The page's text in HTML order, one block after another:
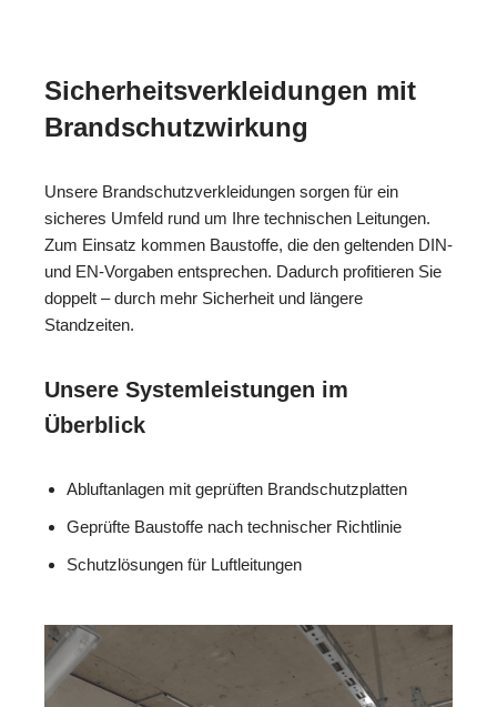
Sicherheitsverkleidungen mit
Brandschutzwirkung
Unsere Brandschutzverkleidungen sorgen für ein
sicheres Umfeld rund um Ihre technischen Leitungen.
Zum Einsatz kommen Baustoffe, die den geltenden DIN-
und EN-Vorgaben entsprechen. Dadurch profitieren Sie
doppelt – durch mehr Sicherheit und längere
Standzeiten.
Unsere Systemleistungen im
Überblick
Abluftanlagen mit geprüften Brandschutzplatten
Geprüfte Baustoffe nach technischer Richtlinie
Schutzlösungen für Luftleitungen